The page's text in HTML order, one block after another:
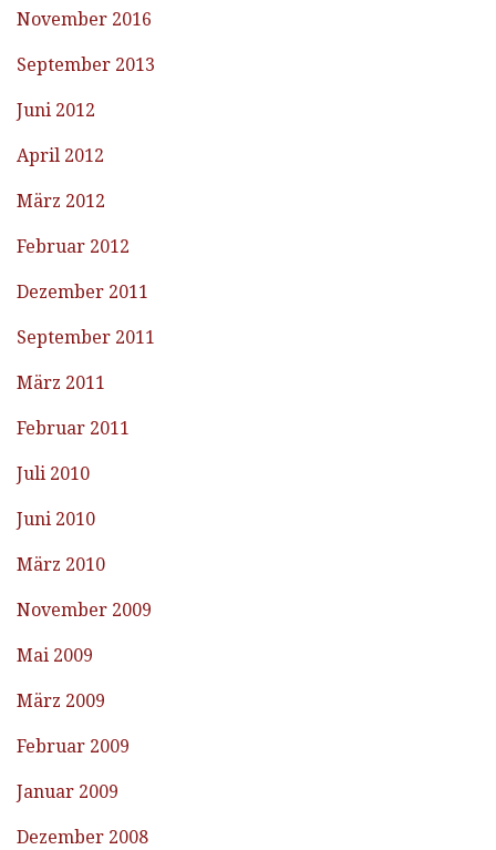
November 2016
September 2013
Juni 2012
April 2012
März 2012
Februar 2012
Dezember 2011
September 2011
März 2011
Februar 2011
Juli 2010
Juni 2010
März 2010
November 2009
Mai 2009
März 2009
Februar 2009
Januar 2009
Dezember 2008